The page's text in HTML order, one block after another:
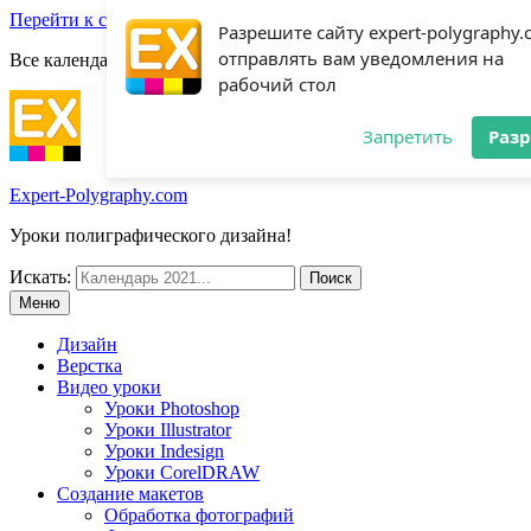
Разрешите сайту expert-
отправлять вам уведомления на
рабочий стол
Запретить
Перейти к содержимому
Все календари 2022: Посмотреть шаблоны!
Expert-Polygraphy.com
Уроки полиграфического дизайна!
Искать:
Меню
Дизайн
Верстка
Видео уроки
Уроки Photoshop
Уроки Illustrator
Уроки Indesign
Уроки CorelDRAW
Создание макетов
Обработка фотографий